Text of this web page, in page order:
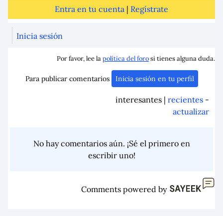
Entra en tu cuenta | Regístrate
Inicia sesión
Por favor, lee lapolítica del forosi tienes alguna duda.
Para publicar comentarios Inicia sesión en tu perfil
interesantes | recientes -
actualizar
No hay comentarios aún. ¡Sé el primero en
escribir uno!
Comments powered by